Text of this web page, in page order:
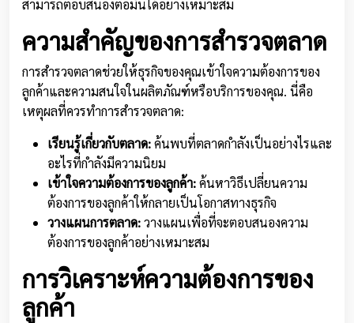
สามารถตอบสนองต่อมันได้อย่างเหมาะสม
ความสำคัญของการสำรวจตลาด
การสำรวจตลาดช่วยให้ธุรกิจของคุณเข้าใจความต้องการของ
ลูกค้าและความสนใจในผลิตภัณฑ์หรือบริการของคุณ. นี่คือ
เหตุผลที่ควรทำการสำรวจตลาด:
เรียนรู้เกี่ยวกับตลาด:ค้นพบที่ตลาดกำลังเป็นอย่างไรและ
อะไรที่กำลังมีความนิยม
เข้าใจความต้องการของลูกค้า:ค้นหาวิธีเปลี่ยนความ
ต้องการของลูกค้าให้กลายเป็นโอกาสทางธุรกิจ
วางแผนการตลาด:วางแผนเพื่อที่จะตอบสนองความ
ต้องการของลูกค้าอย่างเหมาะสม
การวิเคราะห์ความต้องการของ
ลูกค้า